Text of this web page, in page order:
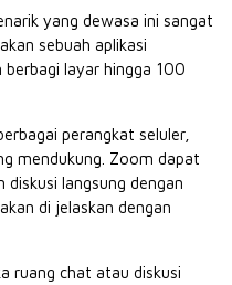
yang dewasa ini sangat
sebuah aplikasi
layar hingga 100
perangkat seluler,
mendukung. Zoom dapat
langsung dengan
di jelaskan dengan
ruang chat atau diskusi